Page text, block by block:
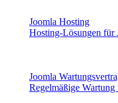
Joomla Hosting
Hosting-Lösungen für
Joomla
Regelmäßige